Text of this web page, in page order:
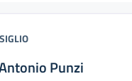
Punzi